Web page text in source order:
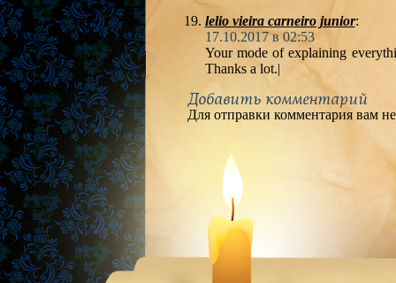
lelio vieira carneiro junior:
17.10.2017 в 02:53
Your mode of explaining
Thanks a lot.|
Добавить комментарий
Для отправки комментария вам